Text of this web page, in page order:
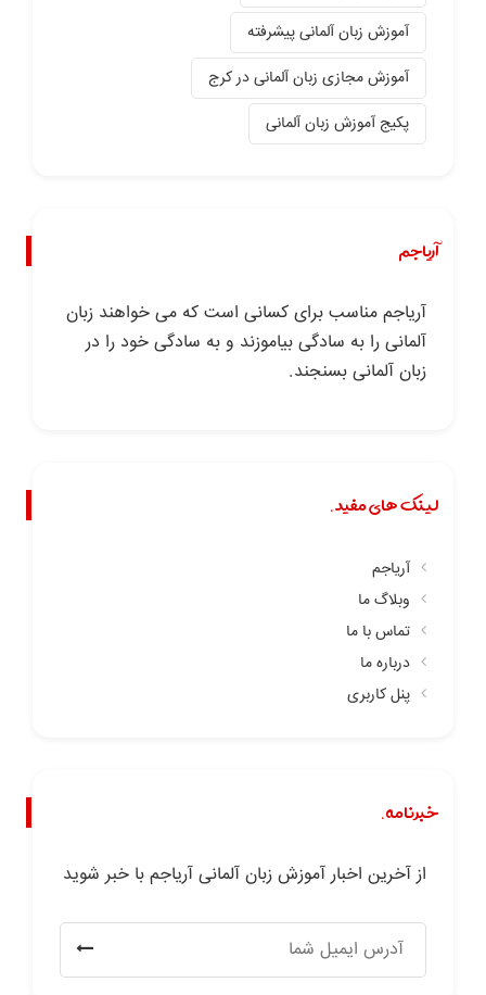
آموزش زبان آلمانی پیشرفته
آموزش مجازی زبان آلمانی در کرج
پکیج آموزش زبان آلمانی
آریاجم
آریاجم مناسب برای کسانی است که می خواهند زبان
آلمانی را به سادگی بیاموزند و به سادگی خود را در
زبان آلمانی بسنجند.
لینک های مفید.
آریاجم
وبلاگ ما
تماس با ما
درباره ما
پنل کاربری
خبرنامه.
از آخرین اخبار آموزش زبان آلمانی آریاجم با خبر شوید